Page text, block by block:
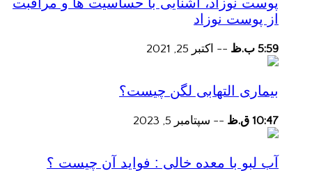
از پوست نوزاد
5:59 ب.ظ -- اکتبر 25, 2021
بیماری التهابی لگن چیست؟
10:47 ق.ظ -- سپتامبر 5, 2023
آب لبو با معده خالی : فواید آن چیست ؟